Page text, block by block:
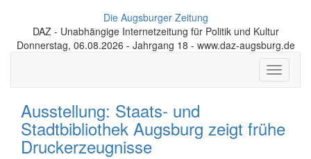
Die Augsburger Zeitung
DAZ - Unabhängige Internetzeitung für Politik und Kultur
Donnerstag, 06.08.2026 - Jahrgang 18 - www.daz-augsburg.de
Toggle
Ausstellung: Staats- und
Stadtbibliothek Augsburg zeigt frühe
Druckerzeugnisse